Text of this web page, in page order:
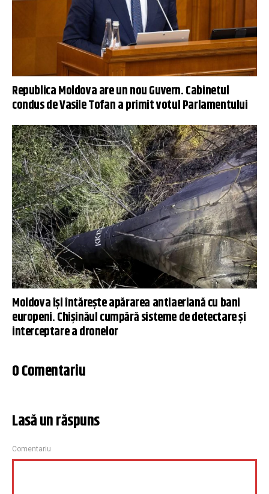
Republica Moldova are un nou Guvern. Cabinetul
condus de Vasile Tofan a primit votul Parlamentului
Moldova își întărește apărarea antiaeriană cu bani
europeni. Chișinăul cumpără sisteme de detectare și
interceptare a dronelor
0 Comentariu
Lasă un răspuns
Comentariu